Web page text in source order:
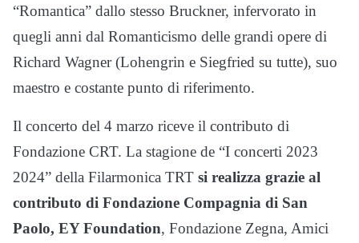
“Romantica” dallo stesso Bruckner, infervorato in
quegli anni dal Romanticismo delle grandi opere di
Richard Wagner (Lohengrin e Siegfried su tutte), suo
maestro e costante punto di riferimento.
Il concerto del 4 marzo riceve il contributo di
Fondazione CRT. La stagione de “I concerti 2023
2024” della Filarmonica TRT si realizza grazie al
contributo di Fondazione Compagnia di San
Paolo, EY Foundation, Fondazione Zegna, Amici